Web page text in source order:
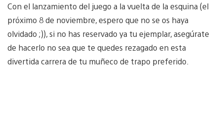
Con el lanzamiento del juego a la vuelta de la esquina (el
próximo 8 de noviembre, espero que no se os haya
olvidado ;)), si no has reservado ya tu ejemplar, asegúrate
de hacerlo no sea que te quedes rezagado en esta
divertida carrera de tu muñeco de trapo preferido.